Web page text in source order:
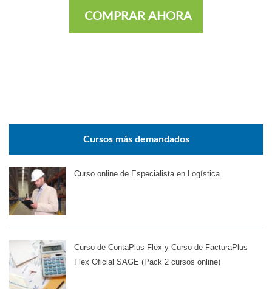
COMPRAR AHORA
Cursos más demandados
Curso online de Especialista en Logística
Curso de ContaPlus Flex y Curso de FacturaPlus
Flex Oficial SAGE (Pack 2 cursos online)